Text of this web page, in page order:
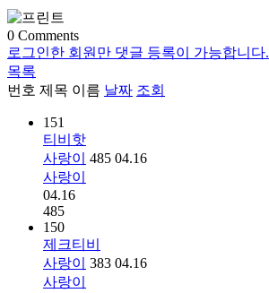
0 Comments
로그인한 회원만 댓글 등록이 가능합니다.
목록
번호 제목 이름 날짜 조회
151
티비핫
사랑이
485 04.16
사랑이
04.16
485
150
제크티비
사랑이
383 04.16
사랑이